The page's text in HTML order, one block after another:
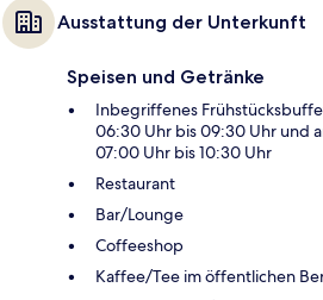
Ausstattung der Unterkunft
Speisen und Getränke
Inbegriffenes
06:30 Uhr bis 09:30 Uhr und
07:00 Uhr bis 10:30 Uhr
Restaurant
Bar/Lounge
Coffeeshop
Kaffee/Tee im öffentlichen